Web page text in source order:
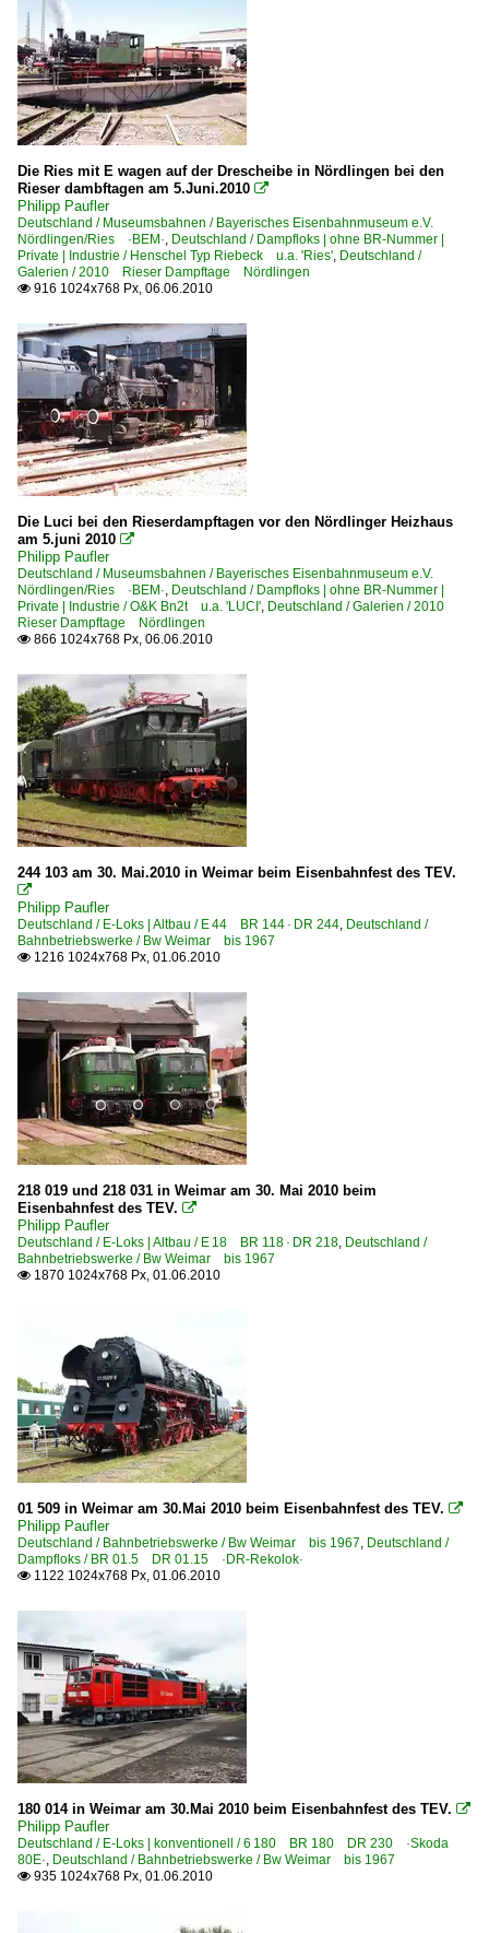
6 142 BR 142 DR 242 E 42
6 143 BR 143 DR 243
6 143 BR 143 DR 243 Lokportraits
6 150 BR 150 E 50
6 180 BR 180 DR 230 ·Skoda 80E·
BR 171 DR 251 DR E 251 Steilstreckenlok
Elektrotriebzüge | 93 8x | ICE - IC
ICE T BR 411 · 5 411
Elektrotriebzüge | Gleichstrom
0 472 BR 472 · 473 S-Bahn Hamburg
Galerien
2009 Dresdner Dampfloktreffen
2009 Saisonabschluß Eisenbahnmuseum Dresden
2010 Rieser Dampftage Nördlingen
Klein-, Feld- und Parkbahnen
Museen und Ausstellungen
Eisenbahnmuseum Lokschuppen Aumühle ·VVM·
Museumsbahnen
Bayerisches Eisenbahnmuseum e.V. Nördlingen/Ries
Steuerwagen Bauart Karlsruhe 'Silberling'
S-Bahn Hamburg
Sonstiges
Stimmungsbilder
~ Sonstiges
Speicherloks | Akku ¦ Druckluft ¦ Dampf
DB 382 · DB Ka Akku
Strecken | KBS 200-299
Strecken | KBS 500-599
506 Leipzig – Borsdorf – Döbeln – Nossen – Meißen-
Unternehmen (A - K)
Eisenbahnen und Verkehrsbetriebe Elbe-Weser GmbH,
Tschechien
Dieselloks
Dieseltriebzüge
5 810 BR 810 · M 152.0 'Chcípák', 'Brotbüchse'
E-Loks | Mehrsystem
Die Ries mit E wagen auf der Drescheibe in Nördlingen bei den
Rieser dambftagen am 5.Juni.2010 
Philipp Paufler
Deutschland / Museumsbahnen / Bayerisches Eisenbahnmuseum e.V.
Nördlingen/Ries ·BEM·, Deutschland / Dampfloks | ohne BR-Nummer |
Private | Industrie / Henschel Typ Riebeck u.a. 'Ries', Deutschland /
Galerien / 2010 Rieser Dampftage Nördlingen
 916 1024x768 Px, 06.06.2010
Die Luci bei den Rieserdampftagen vor den Nördlinger Heizhaus
am 5.juni 2010 
Philipp Paufler
Deutschland / Museumsbahnen / Bayerisches Eisenbahnmuseum e.V.
Nördlingen/Ries ·BEM·, Deutschland / Dampfloks | ohne BR-Nummer |
Private | Industrie / O&K Bn2t u.a. 'LUCI', Deutschland / Galerien / 2010
Rieser Dampftage Nördlingen
 866 1024x768 Px, 06.06.2010
244 103 am 30. Mai.2010 in Weimar beim Eisenbahnfest des TEV.

Philipp Paufler
Deutschland / E-Loks | Altbau / E 44 BR 144 · DR 244, Deutschland /
Bahnbetriebswerke / Bw Weimar bis 1967
 1216 1024x768 Px, 01.06.2010
218 019 und 218 031 in Weimar am 30. Mai 2010 beim
Eisenbahnfest des TEV. 
Philipp Paufler
Deutschland / E-Loks | Altbau / E 18 BR 118 · DR 218, Deutschland /
Bahnbetriebswerke / Bw Weimar bis 1967
 1870 1024x768 Px, 01.06.2010
01 509 in Weimar am 30.Mai 2010 beim Eisenbahnfest des TEV. 
Philipp Paufler
Deutschland / Bahnbetriebswerke / Bw Weimar bis 1967, Deutschland /
Dampfloks / BR 01.5 DR 01.15 ·DR-Rekolok·
 1122 1024x768 Px, 01.06.2010
180 014 in Weimar am 30.Mai 2010 beim Eisenbahnfest des TEV. 
Philipp Paufler
Deutschland / E-Loks | konventionell / 6 180 BR 180 DR 230 ·Skoda
80E·, Deutschland / Bahnbetriebswerke / Bw Weimar bis 1967
 935 1024x768 Px, 01.06.2010